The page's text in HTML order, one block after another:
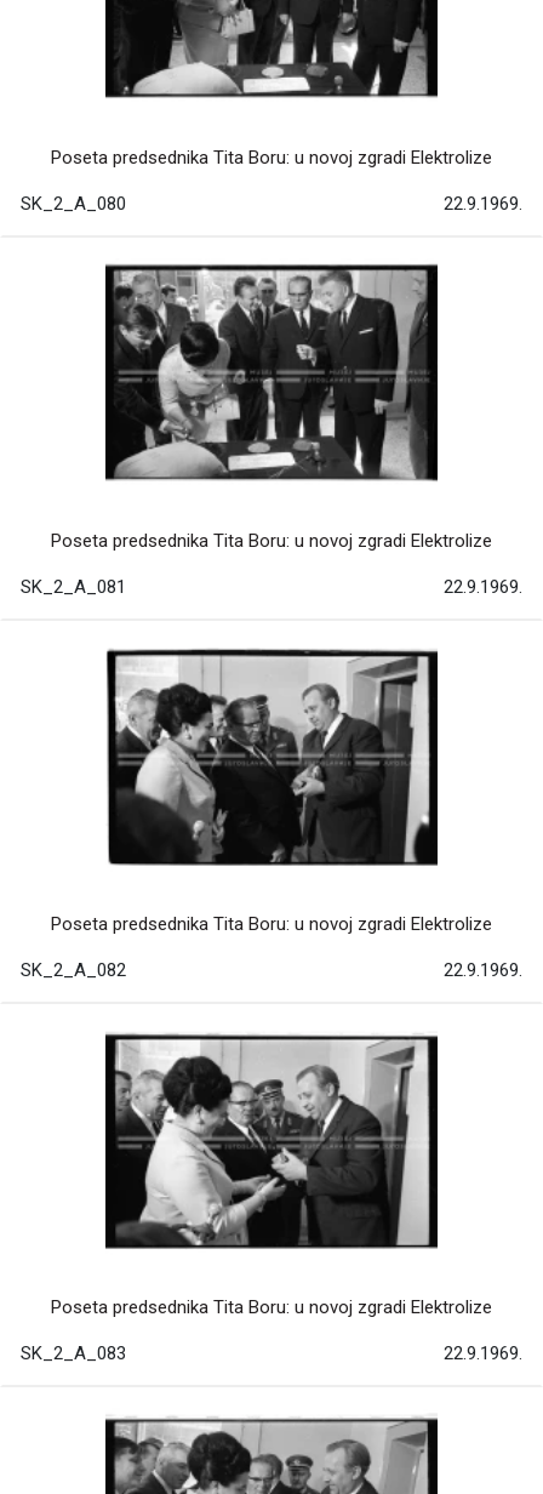
Poseta predsednika Tita Boru: u novoj zgradi Elektrolize
SK_2_A_080 22.9.1969.
Poseta predsednika Tita Boru: u novoj zgradi Elektrolize
SK_2_A_081 22.9.1969.
Poseta predsednika Tita Boru: u novoj zgradi Elektrolize
SK_2_A_082 22.9.1969.
Poseta predsednika Tita Boru: u novoj zgradi Elektrolize
SK_2_A_083 22.9.1969.